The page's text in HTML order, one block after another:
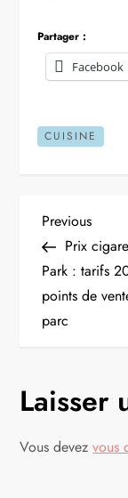
Partager :
Facebook
CUISINE
N
a
v
g
a
Previous
Post
Previous
Prix
Park : tarifs
points de
parc
Laisser
Vous devezvous